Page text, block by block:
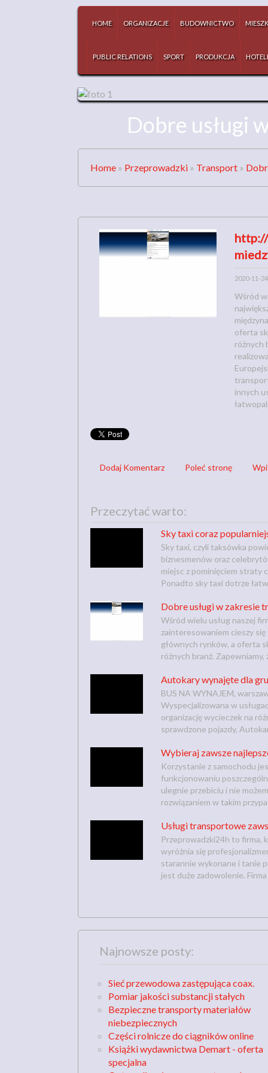
HOME ORGANIZACJE BUDOWNICTWO
PUBLIC RELATIONS SPORT PRODUKCJA
Dobre usługi
Home » Przeprowadzki » Transport »
2020-11-24
Wśród
oferta
różnych
innych
Dodaj Komentarz Poleć stronę
Przeczytać warto:
Sky taxi coraz
Sky taxi, czyli taksówka
biznesmenów oraz
miejsc z pominięciem straty
Ponadto sky taxi dotrze
Dobre usługi w zakresie
Wśród wielu usług naszej
zainteresowaniem cieszy
głównych rynków, a oferta
różnych branż. Zapewniamy,
Autokary wynajęte dla
BUS NA WYNAJEM,
Wyspecjalizowana w
organizację wycieczek na
sprawdzone pojazdy,
Wybieraj zawsze
Korzystanie z samochodu
funkcjonowaniu
ulegnie przebiciu i nie
rozwiązaniem w takim
Usługi transportowe
Przeprowadzki24h to firma,
wyróżnia się
starannie wykonane i tanie
jest duże zadowolenie.
Najnowsze posty:
Sieć przewodowa zastępująca coax.
Pomiar jakości substancji stałych
Bezpieczne transporty materiałów
niebezpiecznych
Części rolnicze do ciągników online
Książki wydawnictwa Demart - oferta
specjalna